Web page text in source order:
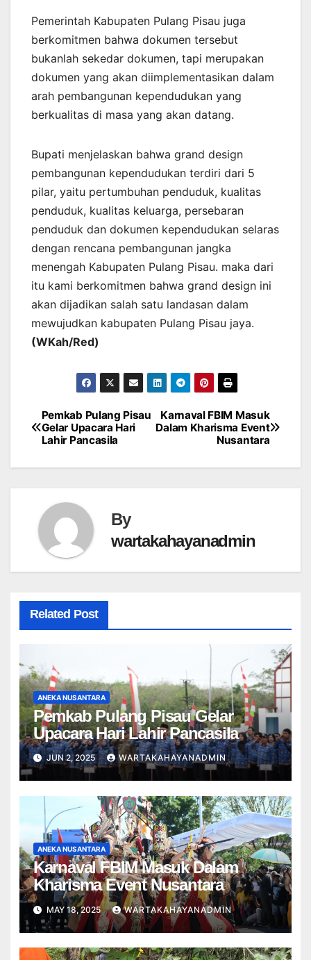
Pemerintah Kabupaten Pulang Pisau juga
berkomitmen bahwa dokumen tersebut
bukanlah sekedar dokumen, tapi merupakan
dokumen yang akan diimplementasikan dalam
arah pembangunan kependudukan yang
berkualitas di masa yang akan datang.
Bupati menjelaskan bahwa grand design
pembangunan kependudukan terdiri dari 5
pilar, yaitu pertumbuhan penduduk, kualitas
penduduk, kualitas keluarga, persebaran
penduduk dan dokumen kependudukan selaras
dengan rencana pembangunan jangka
menengah Kabupaten Pulang Pisau. maka dari
itu kami berkomitmen bahwa grand design ini
akan dijadikan salah satu landasan dalam
mewujudkan kabupaten Pulang Pisau jaya.
(WKah/Red)
Post
navigation
Karnaval FBIM Masuk
Dalam Kharisma Event
Nusantara
Pemkab Pulang Pisau
Gelar Upacara Hari
Lahir Pancasila
By
wartakahayanadmin
Related Post
ANEKA NUSANTARA
Pemkab Pulang Pisau Gelar
Upacara Hari Lahir Pancasila
JUN 2, 2025 WARTAKAHAYANADMIN
ANEKA NUSANTARA
Karnaval FBIM Masuk Dalam
Kharisma Event Nusantara
MAY 18, 2025 WARTAKAHAYANADMIN